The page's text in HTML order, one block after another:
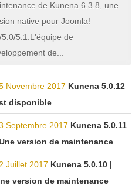
de Kunena 6.3.8, une
native pour Joomla!
5.0/5.1.L'équipe de
de...
Novembre 2017 Kunena 5.0.12
disponible
Septembre 2017 Kunena 5.0.11
version de maintenance
Juillet 2017 Kunena 5.0.10 |
version de maintenance